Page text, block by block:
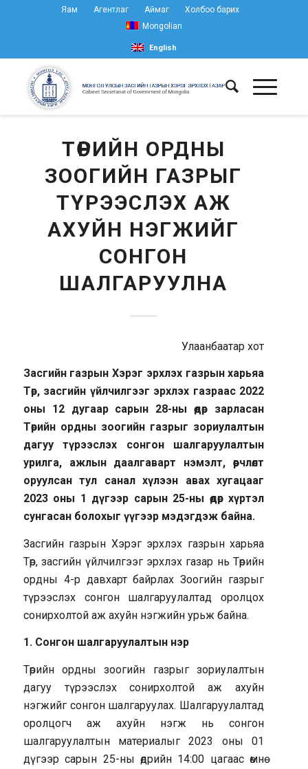
Яам Агентлаг Аймаг
Холбоо барих
Mongolian
English
ТӨРИЙН ОРДНЫ
ЗООГИЙН ГАЗРЫГ
ТҮРЭЭСЛЭХ АЖ
АХУЙН НЭГЖИЙГ
СОНГОН
ШАЛГАРУУЛНА
Улаанбаатар хот
Засгийн газрын Хэрэг эрхлэх газрын харьяа
Төр, засгийн үйлчилгээг эрхлэх газраас 2022
оны 12 дугаар сарын 28-ны өдөр зарласан
Төрийн ордны зоогийн газрыг зориулалтын
дагуу түрээслэх сонгон шалгаруулалтын
урилга, ажлын даалгаварт нэмэлт, өөрчлөлт
оруулсан тул санал хүлээн авах хугацааг
2023 оны 1 дүгээр сарын 25-ны өдөр хүртэл
сунгасан болохыг үүгээр мэдэгдэж байна.
Засгийн газрын Хэрэг эрхлэх газрын харьяа
Төр, засгийн үйлчилгээг эрхлэх газар нь Төрийн
ордны 4-р давхарт байрлах Зоогийн газрыг
түрээслэх сонгон шалгаруулалтад оролцох
сонирхолтой аж ахуйн нэгжийн урьж байна.
1. Сонгон шалгаруулалтын нэр
Төрийн ордны зоогийн газрыг зориулалтын
дагуу түрээслэх сонирхолтой аж ахуйн
нэгжийг сонгон шалгаруулах. Шалгаруулалтад
оролцогч аж ахуйн нэгж нь сонгон
шалгаруулалтын материалыг 2023 оны 01
дүгээр сарын 25-ны өдрийн 14:00 цагаас өмнө